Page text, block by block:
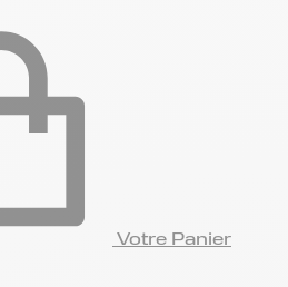
Votre Panier